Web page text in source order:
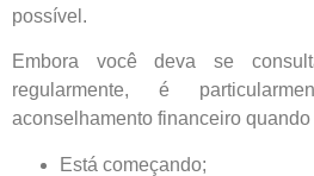
possível.
Embora você deva se
regularmente, é
aconselhamento financeiro quando
Está começando;